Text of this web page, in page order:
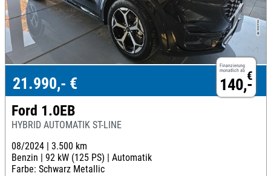
Finanzierung
monatlich ab €
140,-
21.990,- €
Ford 1.0EB
HYBRID AUTOMATIK ST-LINE
08/2024 | 3.500 km
Benzin | 92 kW (125 PS) | Automatik
Farbe: Schwarz Metallic